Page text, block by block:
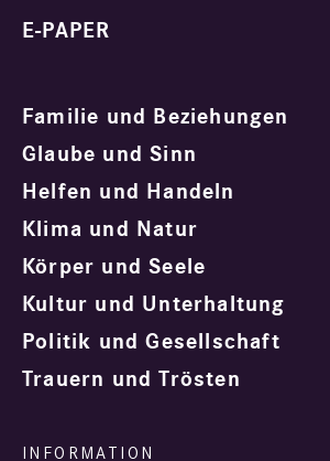
E-PAPER
Familie und Beziehungen
Glaube und Sinn
Helfen und Handeln
Klima und Natur
Körper und Seele
Kultur und Unterhaltung
Politik und Gesellschaft
Trauern und Trösten